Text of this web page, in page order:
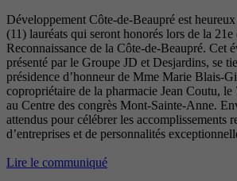
Développement Côte-de-Beaupré est
(11) lauréats qui seront honorés lors de la
Reconnaissance de la Côte-de-Beaupré. Cet
présenté par le Groupe JD et Desjardins, se
présidence d’honneur de Mme Marie Blais-
copropriétaire de la pharmacie Jean Coutu,
au Centre des congrès Mont-Sainte-Anne.
attendus pour célébrer les accomplissements
d’entreprises et de personnalités
Lire le communiqué